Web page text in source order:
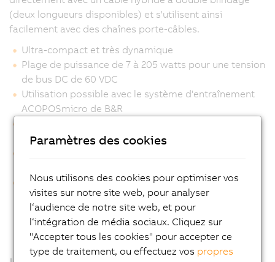
(deux longueurs disponibles) et s'utilisent ainsi
facilement avec des chaînes porte-câbles.
Ultra-compact et très dynamique
Plage de puissance de 7 à 205 watts pour une tension
de bus DC de 60 VDC
Utilisation possible avec le système d'entraînement
ACOPOSmicro de B&R
optimal
Câble moteur hybride préassemblé et connecté en
permanence avec le moteur
Paramètres des cookies
Nous utilisons des cookies pour optimiser vos
visites sur notre site web, pour analyser
l‘audience de notre site web, et pour
l‘intégration de média sociaux. Cliquez sur
"Accepter tous les cookies" pour accepter ce
type de traitement, ou effectuez vos propres